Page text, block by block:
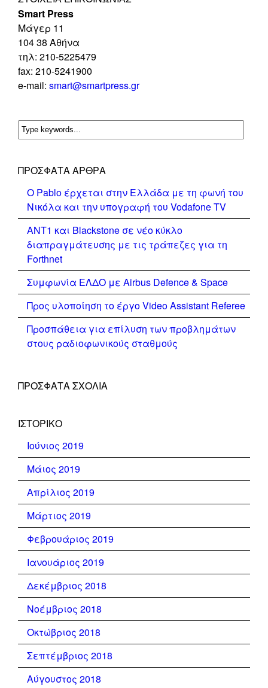
Smart Press
Mάγερ 11
104 38 Αθήνα
τηλ: 210-5225479
fax: 210-5241900
e-mail: smart@smartpress.gr
ΠΡΌΣΦΑΤΑ ΆΡΘΡΑ
Ο Pablo έρχεται στην Ελλάδα με τη φωνή του
Νικόλα και την υπογραφή του Vodafone TV
ΑΝΤ1 και Blackstone σε νέο κύκλο
διαπραγμάτευσης με τις τράπεζες για τη
Forthnet
Συμφωνία ΕΛΔΟ με Airbus Defence & Space
Προς υλοποίηση το έργο Video Assistant Referee
Προσπάθεια για επίλυση των προβλημάτων
στους ραδιοφωνικούς σταθμούς
ΠΡΌΣΦΑΤΑ ΣΧΌΛΙΑ
ΙΣΤΟΡΙΚΌ
Ιούνιος 2019
Μάιος 2019
Απρίλιος 2019
Μάρτιος 2019
Φεβρουάριος 2019
Ιανουάριος 2019
Δεκέμβριος 2018
Νοέμβριος 2018
Οκτώβριος 2018
Σεπτέμβριος 2018
Αύγουστος 2018